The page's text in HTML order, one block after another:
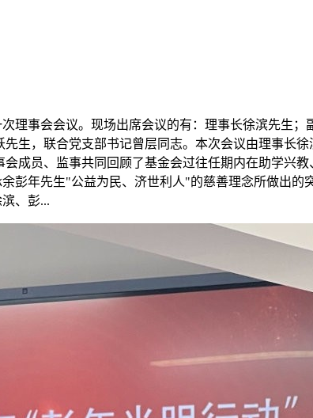
理事会会议。现场出席会议的有：理事长徐滨先生；
生，联合党支部书记曾层同志。本次会议由理事长
成员、监事共同回顾了基金会过往任期内在助学兴
彭年先生"公益为民、济世利人"的慈善理念所做出的
、彭...